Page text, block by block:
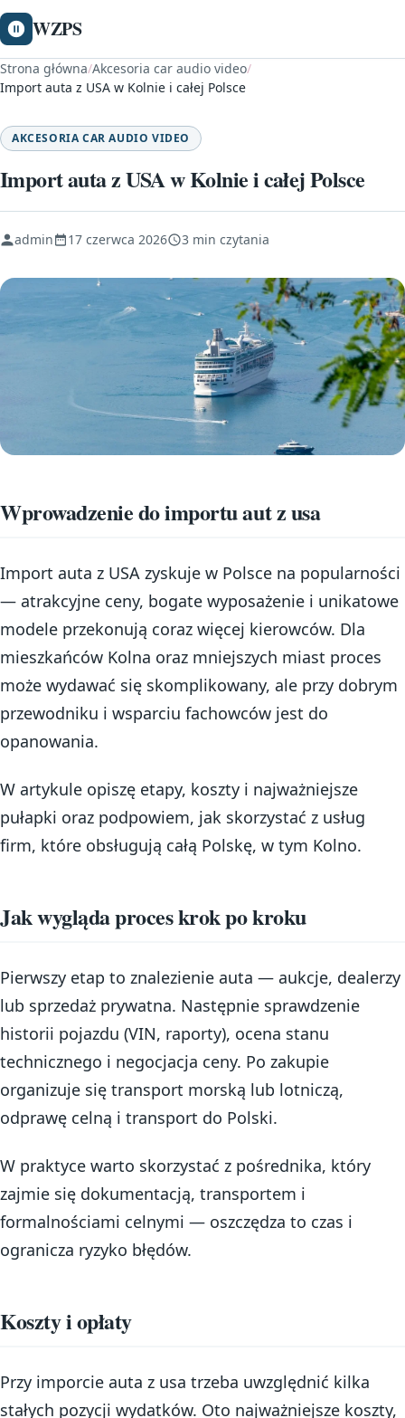
WZPS
Strona główna/Akcesoria car audio video/
Import auta z USA w Kolnie i całej Polsce
AKCESORIA CAR AUDIO VIDEO
Import auta z USA w Kolnie i całej Polsce
admin 17 czerwca 2026 3 min czytania
Wprowadzenie do importu aut z usa
Import auta z USA zyskuje w Polsce na popularności
— atrakcyjne ceny, bogate wyposażenie i unikatowe
modele przekonują coraz więcej kierowców. Dla
mieszkańców Kolna oraz mniejszych miast proces
może wydawać się skomplikowany, ale przy dobrym
przewodniku i wsparciu fachowców jest do
opanowania.
W artykule opiszę etapy, koszty i najważniejsze
pułapki oraz podpowiem, jak skorzystać z usług
firm, które obsługują całą Polskę, w tym Kolno.
Jak wygląda proces krok po kroku
Pierwszy etap to znalezienie auta — aukcje, dealerzy
lub sprzedaż prywatna. Następnie sprawdzenie
historii pojazdu (VIN, raporty), ocena stanu
technicznego i negocjacja ceny. Po zakupie
organizuje się transport morską lub lotniczą,
odprawę celną i transport do Polski.
W praktyce warto skorzystać z pośrednika, który
zajmie się dokumentacją, transportem i
formalnościami celnymi — oszczędza to czas i
ogranicza ryzyko błędów.
Koszty i opłaty
Przy imporcie auta z usa trzeba uwzględnić kilka
stałych pozycji wydatków. Oto najważniejsze koszty,